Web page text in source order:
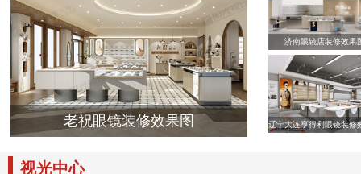
老祝眼镜装修效果图
济南眼镜店装修效果
辽宁大连亨得利眼镜装修
视光中心